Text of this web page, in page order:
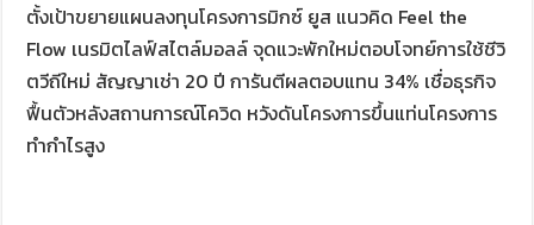
ตั้งเป้าขยายแผนลงทุนโครงการมิกซ์ ยูส แนวคิด Feel the
Flow เนรมิตไลฟ์สไตล์มอลล์ จุดแวะพักใหม่ตอบโจทย์การใช้ชีวิ
ตวีถีใหม่ สัญญาเช่า 20 ปี การันตีผลตอบแทน 34% เชื่อธุรกิจ
ฟื้นตัวหลังสถานการณ์โควิด หวังดันโครงการขึ้นแท่นโครงการ
ทำกำไรสูง